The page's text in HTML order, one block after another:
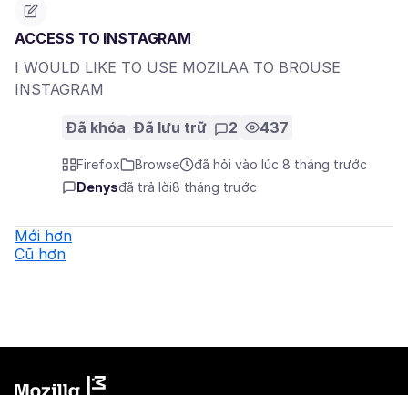
ACCESS TO INSTAGRAM
I WOULD LIKE TO USE MOZILAA TO BROUSE
INSTAGRAM
Đã khóa Đã lưu trữ 2 437
Firefox Browse
đã hỏi vào lúc 8 tháng trước
Denysđã trả lời8 tháng trước
Mới hơn
Cũ hơn